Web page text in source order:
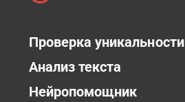
Проверка уникальности
Анализ текста
Нейропомощник